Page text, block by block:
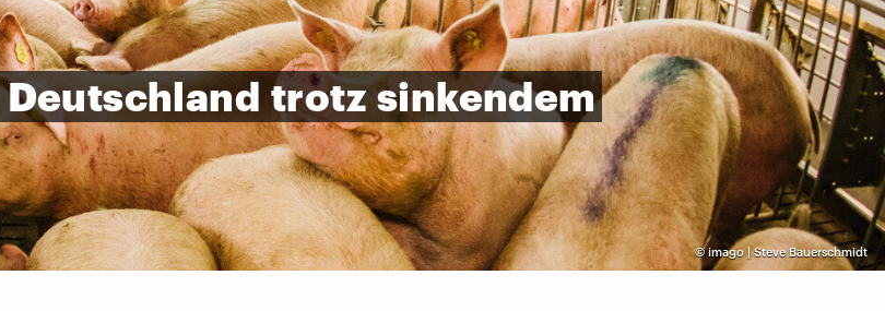
©imago | Steve Bauerschmidt
Deutschland trotz sinkendem